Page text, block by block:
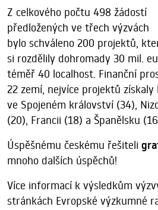
Z celkového počtu 498 žádostí
předložených ve třech výzvách
bylo schváleno 200 projektů,
si rozdělily dohromady 30 mil.
téměř 40 localhost. Finanční
22 zemí, nejvíce projektů
ve Spojeném království (34),
(20), Francii (18) a Španělsku
Úspěšnému českému řešiteli
mnoho dalších úspěchů!
Více informací k výsledkům
stránkách Evropské výzkumné